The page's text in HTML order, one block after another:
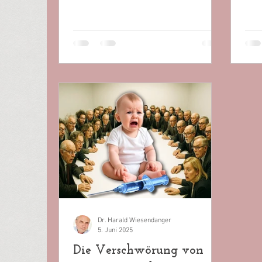
sobald die WHO die nächste
Pandemie ist vor der nächsten. Also
gilt es vorzusorgen, und eben darum
bemüht sich zur Zeit unser
Schweizer Nachbar. Das Parlament
berät dort über ein „Epide
Die Verschwörung von
Dr. Harald Wiesendanger
5. Juni 2025